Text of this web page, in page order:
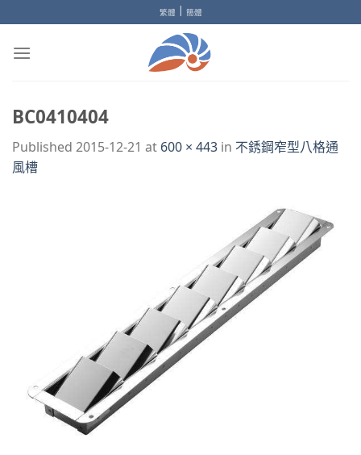
to
content
繁體 | 簡體
BC0410404
Published 2015-12-21 at 600 × 443 in 不銹鋼窄型八格通
風槽